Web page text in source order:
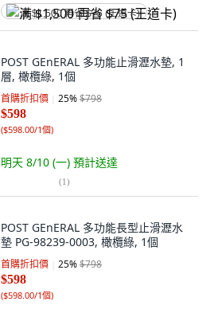
满 $1,500 再省 $75 (王道卡)
POST GEnERAL 多功能止滑瀝水墊, 1
層, 橄欖綠, 1個
首購折扣價 25%$798
$598
($598.00/1個)
明天 8/10 (一) 預計送達
(1)
POST GEnERAL 多功能長型止滑瀝水
墊 PG-98239-0003, 橄欖綠, 1個
首購折扣價 25%$798
$598
($598.00/1個)